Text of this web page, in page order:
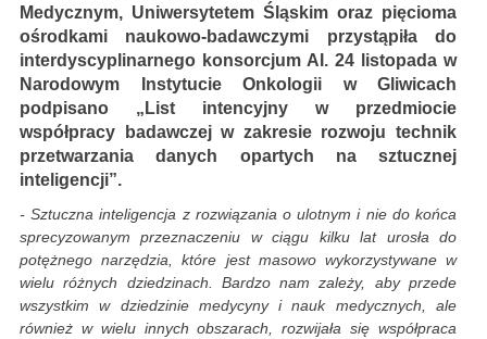
Medycznym, Uniwersytetem Śląskim oraz pięcioma
ośrodkami naukowo-badawczymi przystąpiła do
interdyscyplinarnego konsorcjum AI. 24 listopada w
Narodowym Instytucie Onkologii w Gliwicach
podpisano „List intencyjny w przedmiocie
współpracy badawczej w zakresie rozwoju technik
przetwarzania danych opartych na sztucznej
inteligencji”.
- Sztuczna inteligencja z rozwiązania o ulotnym i nie do końca
sprecyzowanym przeznaczeniu w ciągu kilku lat urosła do
potężnego narzędzia, które jest masowo wykorzystywane w
wielu różnych dziedzinach. Bardzo nam zależy, aby przede
wszystkim w dziedzinie medycyny i nauk medycznych, ale
również w wielu innych obszarach, rozwijała się współpraca